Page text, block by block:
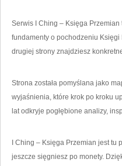
Serwis I Ching – Księga
fundamenty o pochodzeniu
drugiej strony znajdziesz
Strona została pomyślana jako
wyjaśnienia, które krok po kroku
lat odkryje pogłębione analizy,
I Ching – Księga Przemian jest
jeszcze sięgniesz po monety.